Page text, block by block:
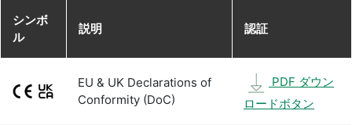
シンボ
ル
説明 認証
EU & UK Declarations of
Conformity (DoC)
PDF ダウン
ロードボタン